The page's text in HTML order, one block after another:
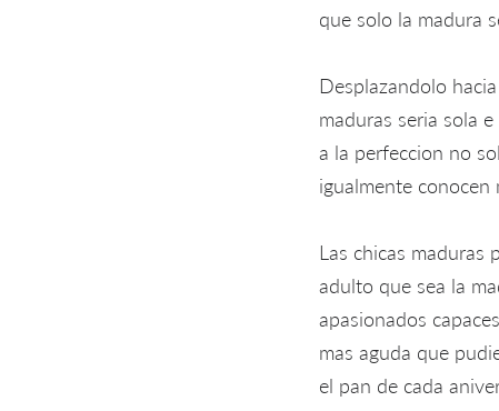
que solo la madura
Desplazandolo
maduras seri­a sola
a la perfeccion no
igualmente conocen
Las chicas maduras
adulto que sea la
apasionados
mas aguda que
el pan de cada